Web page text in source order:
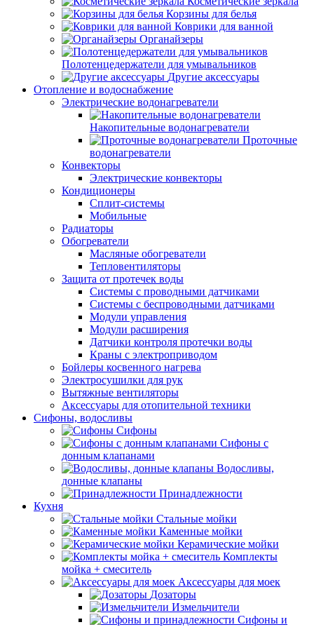
Корзины для белья
Коврики для ванной
Органайзеры
Полотенцедержатели для умывальников
Другие аксессуары
Отопление и водоснабжение
Электрические водонагреватели
Накопительные водонагреватели
Проточные
водонагреватели
Конвекторы
Электрические конвекторы
Кондиционеры
Сплит-системы
Мобильные
Радиаторы
Обогреватели
Масляные обогреватели
Тепловентиляторы
Защита от протечек воды
Системы с проводными датчиками
Системы с беспроводными датчиками
Модули управления
Модули расширения
Датчики контроля протечки воды
Краны с электроприводом
Бойлеры косвенного нагрева
Электросушилки для рук
Вытяжные вентиляторы
Аксессуары для отопительной техники
Сифоны, водосливы
Сифоны
Сифоны с
донным клапанами
Водосливы,
донные клапаны
Принадлежности
Кухня
Стальные мойки
Каменные мойки
Керамические мойки
Комплекты
мойка + смеситель
Аксессуары для моек
Дозаторы
Измельчители
Сифоны и